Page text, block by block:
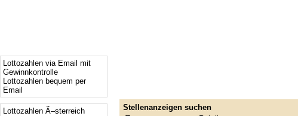
Lottozahlen via Email mit
Gewinnkontrolle
Lottozahlen bequem per
Email
Lottozahlen Ã–sterreich
Stellenanzeigen suchen